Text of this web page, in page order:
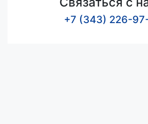
+7 (343) 226-